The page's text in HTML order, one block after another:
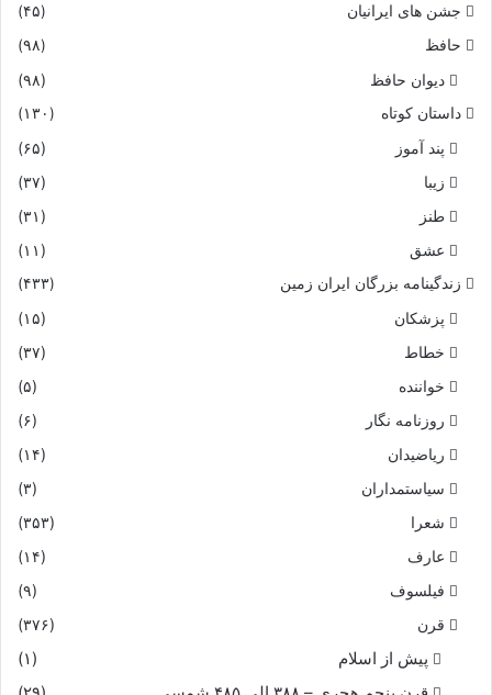
جشن های ایرانیان
(۴۵)
حافظ
(۹۸)
دیوان حافظ (۹۸)
داستان کوتاه (۱۳۰)
پند آموز
(۶۵)
زیبا
(۳۷)
طنز
(۳۱)
عشق
(۱۱)
زندگینامه بزرگان ایران زمین (۴۳۳)
پزشکان
(۱۵)
خطاط
(۳۷)
خواننده
(۵)
روزنامه نگار
(۶)
ریاضیدان
(۱۴)
سیاستمداران
(۳)
شعرا
(۳۵۳)
عارف
(۱۴)
فیلسوف
(۹)
قرن
(۳۷۶)
پیش از اسلام
(۱)